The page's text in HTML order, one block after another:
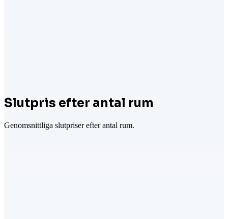
Slutpris efter antal rum
Genomsnittliga slutpriser efter antal rum.